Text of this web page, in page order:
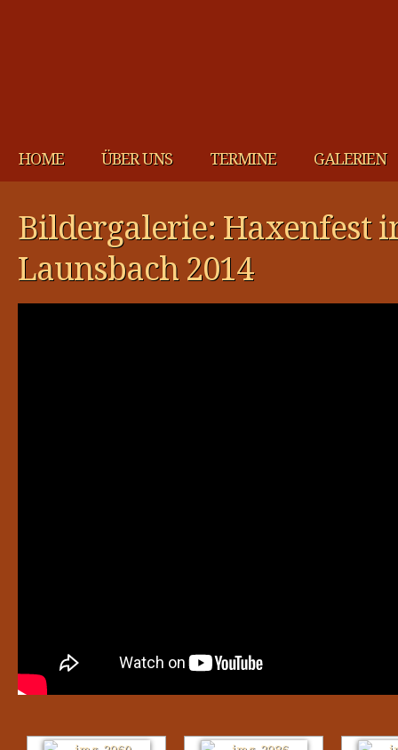
HOME ÜBER UNS TERMINE GALERIEN
Bildergalerie: Haxenfest
Launsbach 2014